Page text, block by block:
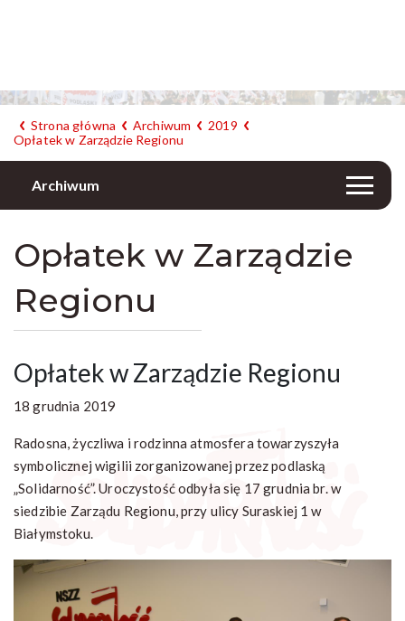
Strona główna Archiwum
2019
Opłatek w Zarządzie Regionu
Archiwum
Opłatek w Zarządzie
Regionu
Opłatek w Zarządzie Regionu
18 grudnia 2019
Radosna, życzliwa i rodzinna atmosfera towarzyszyła
symbolicznej wigilii zorganizowanej przez podlaską
„Solidarność”. Uroczystość odbyła się 17 grudnia br. w
siedzibie Zarządu Regionu, przy ulicy Suraskiej 1 w
Białymstoku.